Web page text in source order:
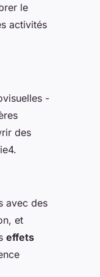
le
activités
-
des
avec des
et
effets